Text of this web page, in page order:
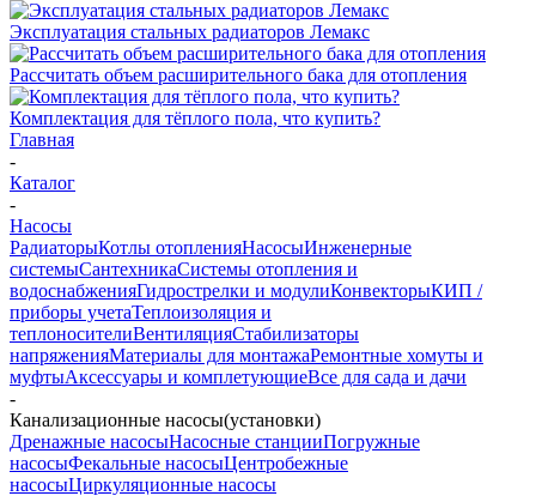
Эксплуатация стальных радиаторов Лемакс
Рассчитать объем расширительного бака для отопления
Комплектация для тёплого пола, что купить?
Главная
-
Каталог
-
Насосы
РадиаторыКотлы отопленияНасосыИнженерные
системыСантехникаСистемы отопления и
водоснабженияГидрострелки и модулиКонвекторыКИП /
приборы учетаТеплоизоляция и
теплоносителиВентиляцияСтабилизаторы
напряженияМатериалы для монтажаРемонтные хомуты и
муфтыАксессуары и комплетующиеВсе для сада и дачи
-
Канализационные насосы(установки)
Дренажные насосыНасосные станцииПогружные
насосыФекальные насосыЦентробежные
насосыЦиркуляционные насосы